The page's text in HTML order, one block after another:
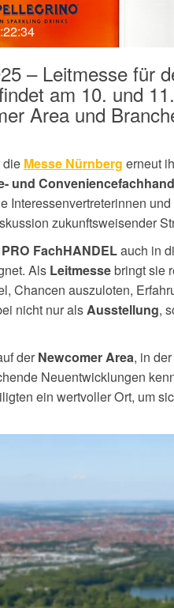
– Leitmesse für
am 10. und
Area und
Messe Nürnberg erneut
und
Interessenvertreterinnen
zukunftsweisender
PRO FachHANDELauch in
Als Leitmessebringt sie
Chancen auszuloten,
nicht nur alsAusstellung,
derNewcomer Area, in
Neuentwicklungen
ein wertvoller Ort, um